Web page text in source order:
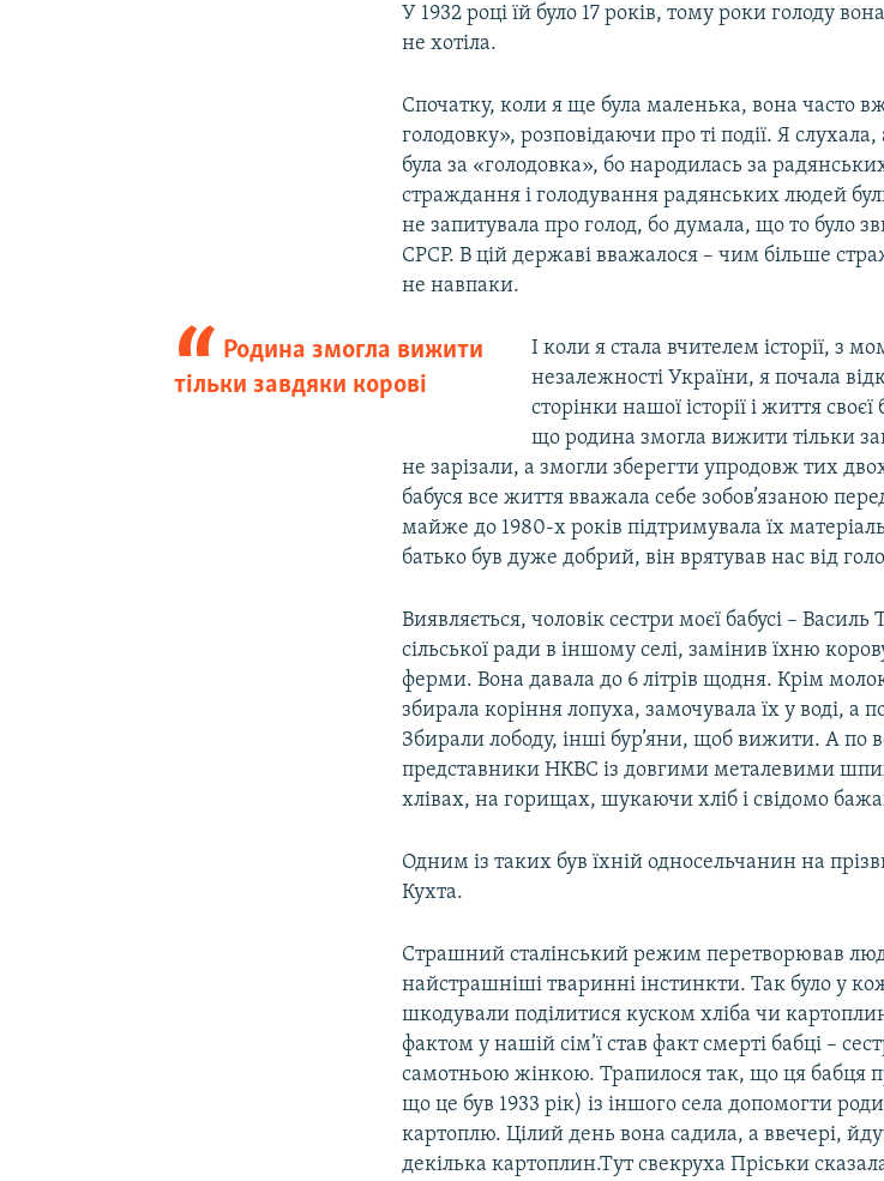
У 1932 році їй було 17 років, тому роки голоду
не хотіла.
Спочатку, коли я ще була маленька, вона часто
голодовку», розповідаючи про ті події. Я
була за «голодовка», бо народилась за
страждання і голодування радянських людей
не запитувала про голод, бо думала, що то було
СРСР. В цій державі вважалося – чим більше
не навпаки.
Родина змогла вижити
тільки завдяки корові
І коли я стала вчителем історії, з
незалежності України, я почала
сторінки нашої історії і життя своєї
що родина змогла вижити тільки
не зарізали, а змогли зберегти упродовж тих
бабуся все життя вважала себе зобов’язаною
майже до 1980-х років підтримувала їх
батько був дуже добрий, він врятував нас від
Виявляється, чоловік сестри моєї бабусі –
сільської ради в іншому селі, замінив їхню
ферми. Вона давала до 6 літрів щодня. Крім
збирала коріння лопуха, замочувала їх у воді, а
Збирали лободу, інші бур’яни, щоб вижити. А по
представники НКВС із довгими металевими
хлівах, на горищах, шукаючи хліб і свідомо
Одним із таких був їхній односельчанин на
Кухта.
Страшний сталінський режим перетворював
найстрашніші тваринні інстинкти. Так було у
шкодували поділитися куском хліба чи
фактом у нашій сім’ї став факт смерті бабці –
самотньою жінкою. Трапилося так, що ця
що це був 1933 рік) із іншого села допомогти
картоплю. Цілий день вона садила, а ввечері,
декілька картоплин.Тут свекруха Пріськи